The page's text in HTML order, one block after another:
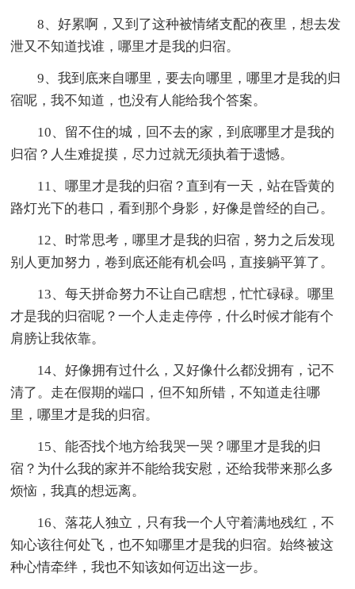
8、好累啊，又到了这种被情绪支配的夜里，想去发
泄又不知道找谁，哪里才是我的归宿。
9、我到底来自哪里，要去向哪里，哪里才是我的归
宿呢，我不知道，也没有人能给我个答案。
10、留不住的城，回不去的家，到底哪里才是我的
归宿？人生难捉摸，尽力过就无须执着于遗憾。
11、哪里才是我的归宿？直到有一天，站在昏黄的
路灯光下的巷口，看到那个身影，好像是曾经的自己。
12、时常思考，哪里才是我的归宿，努力之后发现
别人更加努力，卷到底还能有机会吗，直接躺平算了。
13、每天拼命努力不让自己瞎想，忙忙碌碌。哪里
才是我的归宿呢？一个人走走停停，什么时候才能有个
肩膀让我依靠。
14、好像拥有过什么，又好像什么都没拥有，记不
清了。走在假期的端口，但不知所错，不知道走往哪
里，哪里才是我的归宿。
15、能否找个地方给我哭一哭？哪里才是我的归
宿？为什么我的家并不能给我安慰，还给我带来那么多
烦恼，我真的想远离。
16、落花人独立，只有我一个人守着满地残红，不
知心该往何处飞，也不知哪里才是我的归宿。始终被这
种心情牵绊，我也不知该如何迈出这一步。